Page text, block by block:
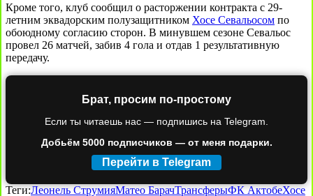
Кроме того, клуб сообщил о расторжении контракта с 29-
летним эквадорским полузащитником Хосе Севальосом по
обоюдному согласию сторон. В минувшем сезоне Севальос
провел 26 матчей, забив 4 гола и отдав 1 результативную
передачу.
Брат, просим по-простому
Если ты читаешь нас — подпишись на Telegram.
Добьём 5000 подписчиков — от меня подарки.
Перейти в Telegram
Теги:Леонель СтрумияМатео БарачТрансферыФК АктобеХосе